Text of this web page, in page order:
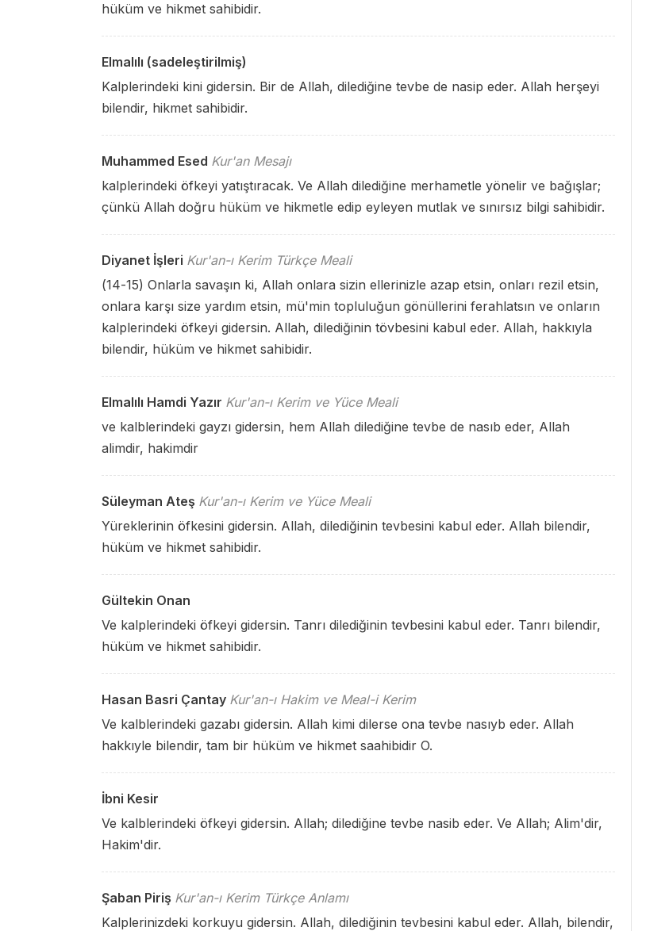
hüküm ve hikmet sahibidir.
Elmalılı (sadeleştirilmiş)
Kalplerindeki kini gidersin. Bir de Allah, dilediğine tevbe de nasip eder. Allah herşeyi
bilendir, hikmet sahibidir.
Muhammed Esed Kur'an Mesajı
kalplerindeki öfkeyi yatıştıracak. Ve Allah dilediğine merhametle yönelir ve bağışlar;
çünkü Allah doğru hüküm ve hikmetle edip eyleyen mutlak ve sınırsız bilgi sahibidir.
Diyanet İşleri Kur'an-ı Kerim Türkçe Meali
(14-15) Onlarla savaşın ki, Allah onlara sizin ellerinizle azap etsin, onları rezil etsin,
onlara karşı size yardım etsin, mü'min topluluğun gönüllerini ferahlatsın ve onların
kalplerindeki öfkeyi gidersin. Allah, dilediğinin tövbesini kabul eder. Allah, hakkıyla
bilendir, hüküm ve hikmet sahibidir.
Elmalılı Hamdi Yazır Kur'an-ı Kerim ve Yüce Meali
ve kalblerindeki gayzı gidersin, hem Allah dilediğine tevbe de nasıb eder, Allah
alimdir, hakimdir
Süleyman Ateş Kur'an-ı Kerim ve Yüce Meali
Yüreklerinin öfkesini gidersin. Allah, dilediğinin tevbesini kabul eder. Allah bilendir,
hüküm ve hikmet sahibidir.
Gültekin Onan
Ve kalplerindeki öfkeyi gidersin. Tanrı dilediğinin tevbesini kabul eder. Tanrı bilendir,
hüküm ve hikmet sahibidir.
Hasan Basri Çantay Kur'an-ı Hakim ve Meal-i Kerim
Ve kalblerindeki gazabı gidersin. Allah kimi dilerse ona tevbe nasıyb eder. Allah
hakkıyle bilendir, tam bir hüküm ve hikmet saahibidir O.
İbni Kesir
Ve kalblerindeki öfkeyi gidersin. Allah; dilediğine tevbe nasib eder. Ve Allah; Alim'dir,
Hakim'dir.
Şaban Piriş Kur'an-ı Kerim Türkçe Anlamı
Kalplerinizdeki korkuyu gidersin. Allah, dilediğinin tevbesini kabul eder. Allah, bilendir,